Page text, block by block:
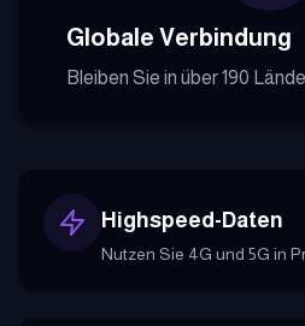
Globale Verbindung
Bleiben Sie in über 190
Highspeed-Daten
Nutzen Sie 4G und 5G in